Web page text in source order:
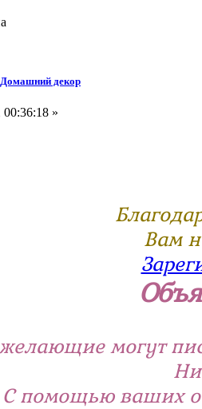
декор
»
Вам
могут
С помощью ваших